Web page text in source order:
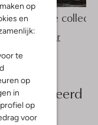
op
en
te
op
in
op
voor
Nieuwe
Shop hier
geselecteerd